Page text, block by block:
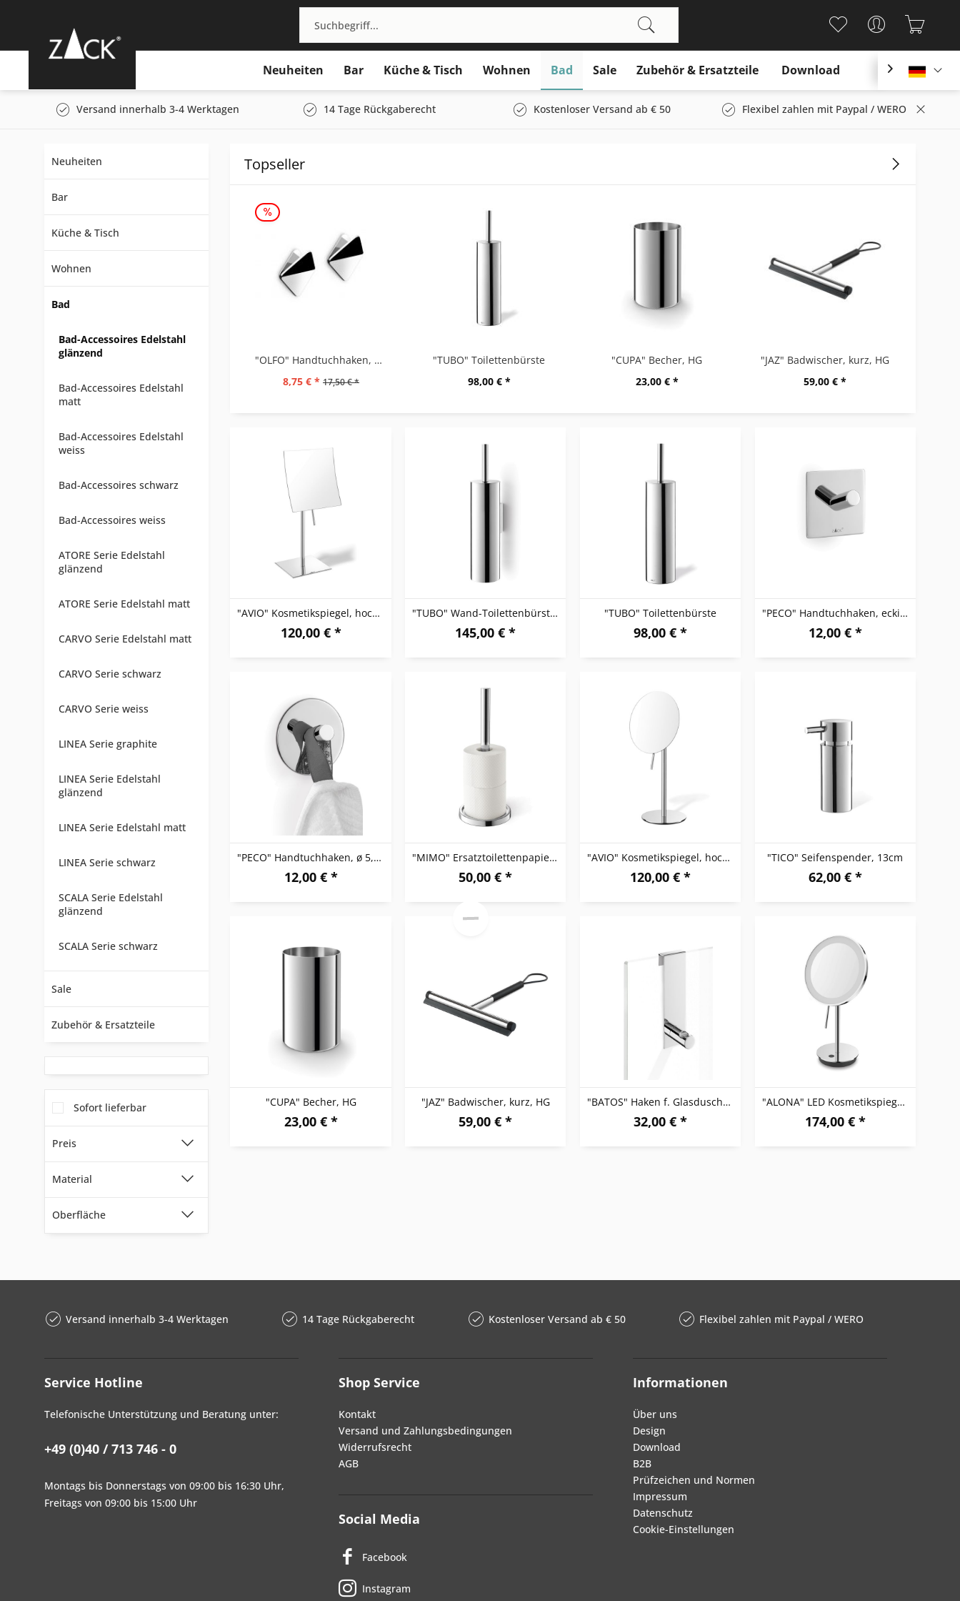
Neuheiten Bar Küche & Tisch Wohnen Bad Sale Zubehör & Ersatzteile Download 
Versand innerhalb 3-4 Werktagen 14 Tage Rückgaberecht Kostenloser Versand ab € 50 Flexibel zahlen mit Paypal / WERO
Neuheiten
Bar
Küche & Tisch
Wohnen
Bad
Bad-Accessoires Edelstahl
glänzend
Bad-Accessoires Edelstahl
matt
Bad-Accessoires Edelstahl
weiss
Bad-Accessoires schwarz
Bad-Accessoires weiss
ATORE Serie Edelstahl
glänzend
ATORE Serie Edelstahl matt
CARVO Serie Edelstahl matt
CARVO Serie schwarz
CARVO Serie weiss
LINEA Serie graphite
LINEA Serie Edelstahl
glänzend
LINEA Serie Edelstahl matt
LINEA Serie schwarz
SCALA Serie Edelstahl
glänzend
SCALA Serie schwarz
Sale
Zubehör & Ersatzteile
Sofort lieferbar
Preis
Material
18/10 Edelstahl
Oberfläche
Topseller
"OLFO" Handtuchhaken, eckig, 2er, hochglänzend
8,75 € * 17,50 € *
"TUBO" Toilettenbürste
98,00 € *
"CUPA" Becher, HG
23,00 € *
"JAZ" Badwischer, kurz, HG
59,00 € *
"AVIO" Kosmetikspiegel, hochglänzend
120,00 € *
"TUBO" Wand-Toilettenbürste, hochglänzend
145,00 € *
"TUBO" Toilettenbürste
98,00 € *
"PECO" Handtuchhaken, eckig, hochglänzend
12,00 € *
"PECO" Handtuchhaken, ø 5,5 cm, HG
12,00 € *
"MIMO" Ersatztoilettenpapierh., HG
50,00 € *
"AVIO" Kosmetikspiegel, hochglänzend
120,00 € *
"TICO" Seifenspender, 13cm
62,00 € *
"CUPA" Becher, HG
23,00 € *
"JAZ" Badwischer, kurz, HG
59,00 € *
"BATOS" Haken f. Glasduschwand, HG
32,00 € *
"ALONA" LED Kosmetikspiegel, hochglänzend
174,00 € *
Versand innerhalb 3-4 Werktagen 14 Tage Rückgaberecht Kostenloser Versand ab € 50 Flexibel zahlen mit Paypal / WERO
Service Hotline
Telefonische Unterstützung und Beratung unter:
+49 (0)40 / 713 746 - 0
Montags bis Donnerstags von 09:00 bis 16:30 Uhr,
Freitags von 09:00 bis 15:00 Uhr
Shop Service
Kontakt
Versand und Zahlungsbedingungen
Widerrufsrecht
AGB
Social Media
Facebook
Instagram
Informationen
Über uns
Design
Download
B2B
Prüfzeichen und Normen
Impressum
Datenschutz
Cookie-Einstellungen